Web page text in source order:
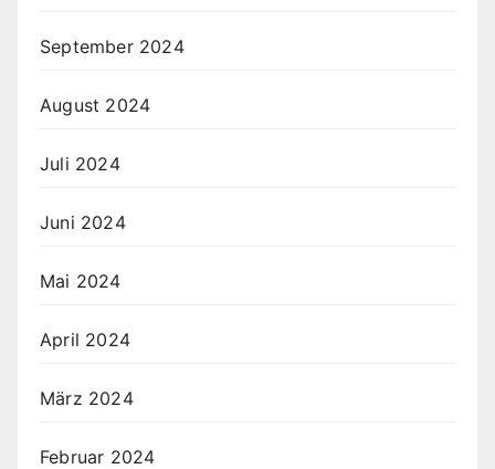
September 2024
August 2024
Juli 2024
Juni 2024
Mai 2024
April 2024
März 2024
Februar 2024